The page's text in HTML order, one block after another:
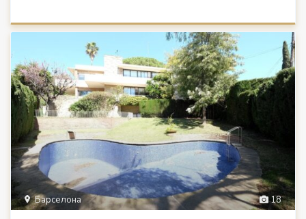
18
Барселона